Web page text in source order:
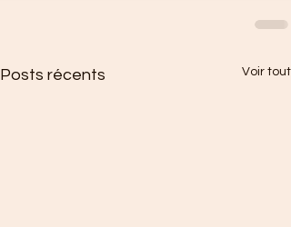
Posts récents Voir tout